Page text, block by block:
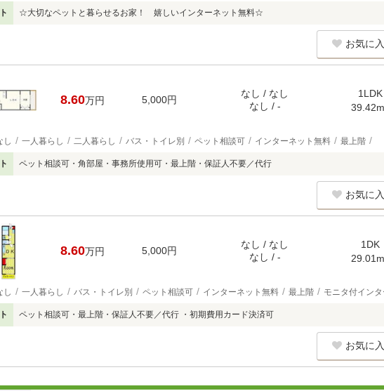
☆大切なペットと暮らせるお家！ 嬉しいインターネット無料☆
お気に
8.60万円 5,000円
なし / なし
なし / -
1LDK
39.42m
し 一人暮らし 二人暮らし バス・トイレ別 ペット相談可 インターネット無料 最上階
ペット相談可・角部屋・事務所使用可・最上階・保証人不要／代行
お気に
8.60万円 5,000円
なし / なし
なし / -
1DK
29.01m
し 一人暮らし バス・トイレ別 ペット相談可 インターネット無料 最上階 モニタ付イン
ペット相談可・最上階・保証人不要／代行 ・初期費用カード決済可
お気に